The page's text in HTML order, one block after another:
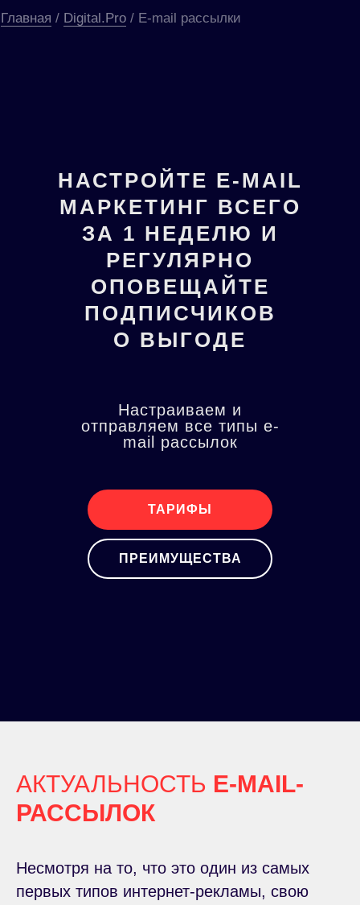
НАСТРОЙТЕ E-MAIL
МАРКЕТИНГ ВСЕГО
ЗА 1 НЕДЕЛЮ И
РЕГУЛЯРНО
ОПОВЕЩАЙТЕ
ПОДПИСЧИКОВ
О ВЫГОДЕ
ТАРИФЫ
Настраиваем и
отправляем все типы e-
mail рассылок
ПРЕИМУЩЕСТВА
Главная / Digital.Pro / E-mail рассылки
АКТУАЛЬНОСТЬ E-MAIL-
РАССЫЛОК
Несмотря на то, что это один из самых
первых типов интернет-рекламы, свою